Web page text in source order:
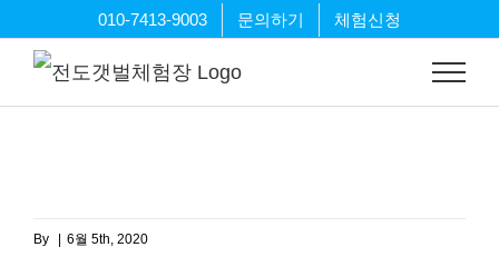
content
010-7413-9003 문의하기 체험신청
By 6월 5th, 2020